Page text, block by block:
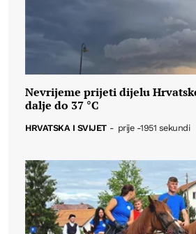
Nevrijeme prijeti dijelu
dalje do 37 °C
HRVATSKA I SVIJET - prije -1951 sekundi